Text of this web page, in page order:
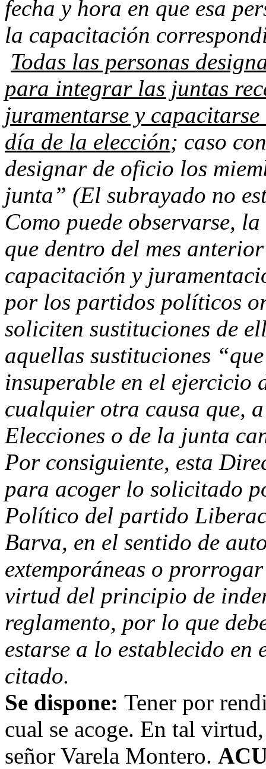
fecha y hora en que esa
la capacitación
Todas las personas
para integrar las juntas
juramentarse y capacitarse
día de la elección; caso
designar de oficio los
junta” (El subrayado no
Como puede observarse,
que dentro del mes
capacitación y
por los partidos políticos
soliciten sustituciones de
aquellas sustituciones
insuperable en el ejercicio
cualquier otra causa que,
Elecciones o de la junta
Por consiguiente, esta
para acoger lo solicitado
Político del partido
Barva, en el sentido de
extemporáneas o
virtud del principio de
reglamento, por lo que
estarse a lo establecido
citado.
Se dispone: Tener por
cual se acoge. En tal
señor Varela Montero.